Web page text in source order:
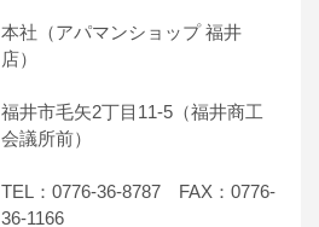
本社（アパマンショップ 福井
店）
福井市毛矢2丁目11-5（福井商工
会議所前）
TEL：0776-36-8787 FAX：0776-
36-1166